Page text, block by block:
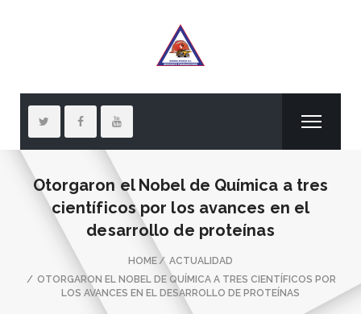
Otorgaron el Nobel de Química a tres
científicos por los avances en el
desarrollo de proteínas
HOME
ACTUALIDAD
OTORGARON EL NOBEL DE QUÍMICA A TRES CIENTÍFICOS POR
LOS AVANCES EN EL DESARROLLO DE PROTEÍNAS